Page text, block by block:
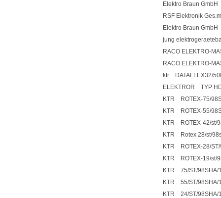
Elektro Braun
RSF Elektronik
Elektro Braun
jung
RACO ELEKTRO-
RACO ELEKTRO-
ktr DATAFLEX32/
ELEKTROR TYP
KTR ROTEX-75/
KTR ROTEX-55/
KTR ROTEX-42/st/
KTR Rotex 28/st/
KTR ROTEX-28/
KTR ROTEX-19/st/
KTR 75/ST/98SHA/
KTR 55/ST/98SHA/
KTR 24/ST/98SHA/